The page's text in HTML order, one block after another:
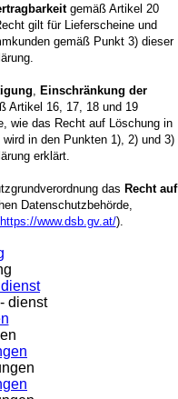
gemäß Artikel 20
gilt für Lieferscheine und
gemäß Punkt 3) dieser
Einschränkung der
Artikel 16, 17, 18 und 19
wie das Recht auf Löschung in
in den Punkten 1), 2) und 3)
erklärt.
das Recht auf
Datenschutzbehörde,
https://www.dsb.gv.at/).